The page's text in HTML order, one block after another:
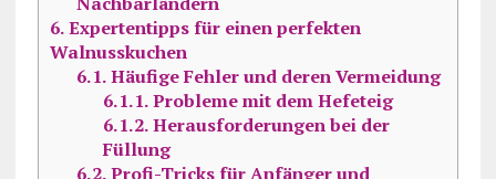
6.Expertentipps für einen perfekten
Walnusskuchen
6.1.Häufige Fehler und deren Vermeidung
6.1.1.Probleme mit dem Hefeteig
6.1.2.Herausforderungen bei der
Füllung
6.2.Profi-Tricks für Anfänger und